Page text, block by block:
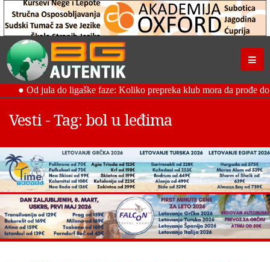
Vesti - Tag: bol u leđima